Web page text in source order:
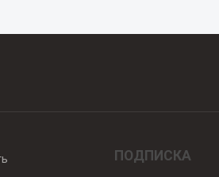
ПОДПИСКА